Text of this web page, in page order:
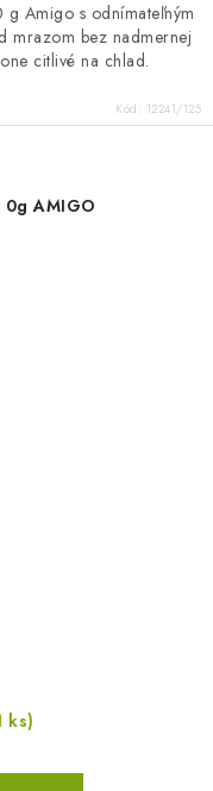
g Amigo s odnímateľným
mrazom bez nadmernej
citlivé na chlad.
Kód: 12241/125
0g AMIGO
ks)